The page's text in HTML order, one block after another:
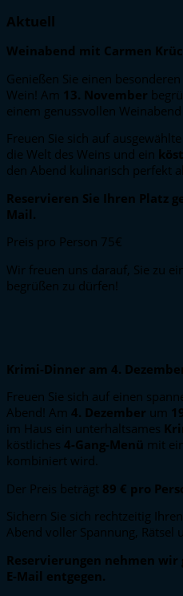
Aktuell
Weinabend mit Carmen
Genießen Sie einen
Wein! Am 13. November
einem genussvollen
Freuen Sie sich auf
die Welt des Weins und ein
den Abend kulinarisch perfekt
Reservieren Sie Ihren Platz
Mail.
Preis pro Person 75€
Wir freuen uns darauf, Sie zu
begrüßen zu dürfen!
Krimi-Dinner am 4.
Freuen Sie sich auf einen
Abend! Am 4. Dezember um
im Haus ein unterhaltsames
köstliches 4-Gang-Menü mit
kombiniert wird.
Der Preis beträgt 89 € pro
Sichern Sie sich rechtzeitig
Abend voller Spannung, Rätsel
Reservierungen nehmen
E-Mail entgegen.